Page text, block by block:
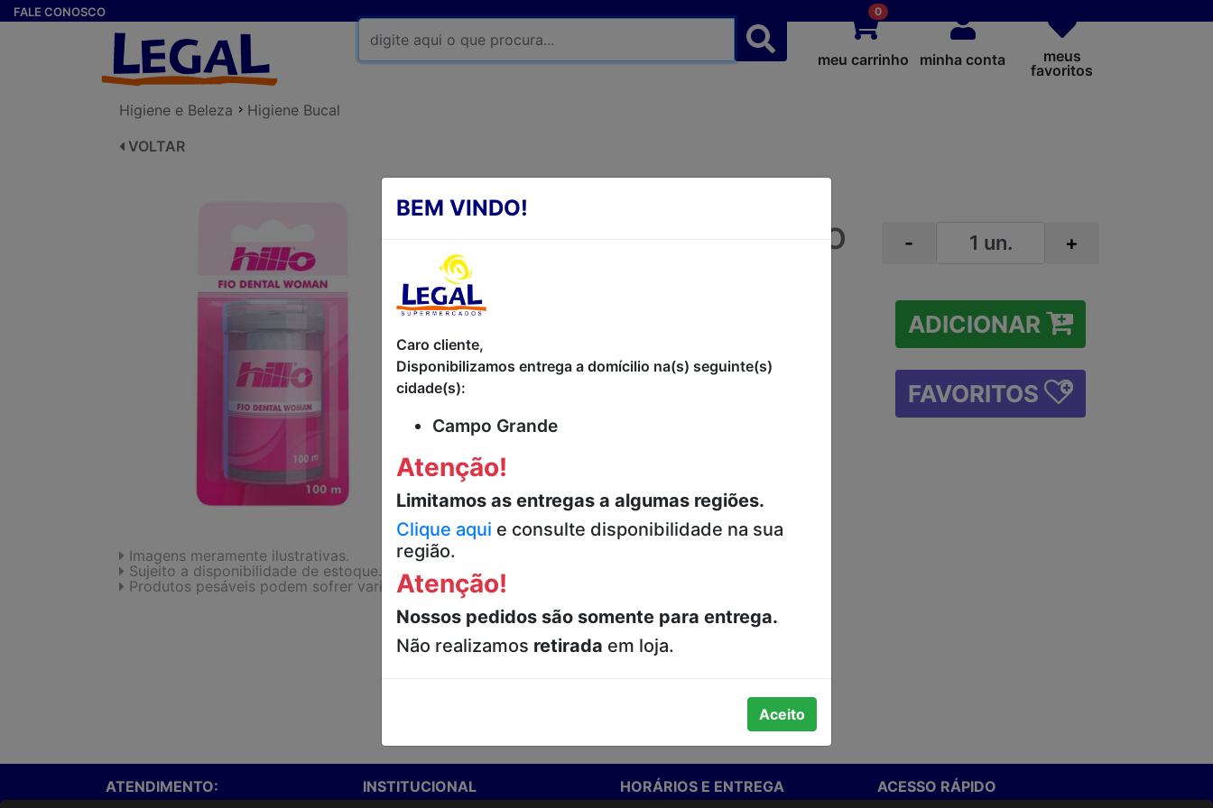
FALE CONOSCO 0
meu carrinho minha conta
meus
favoritos
Higiene e Beleza
Higiene Bucal
VOLTAR
FIO DENTAL WOMAN HILLO
100M
FIO DENTAL WOMAN HILLO DISPLAY 100
METROS
R$6,69
- +
ADICIONAR
FAVORITOS
Imagens meramente ilustrativas.
Sujeito a disponibilidade de estoque.
Produtos pesáveis podem sofrer variação de preço.
BEM VINDO!
Caro cliente,
Disponibilizamos entrega a domícilio na(s) seguinte(s)
cidade(s):
Campo Grande
Atenção!
Limitamos as entregas a algumas regiões.
Clique aqui e consulte disponibilidade na sua
região.
Atenção!
Nossos pedidos são somente para entrega.
Não realizamos retirada em loja.
Aceito
ATENDIMENTO: INSTITUCIONAL HORÁRIOS E ENTREGA ACESSO RÁPIDO